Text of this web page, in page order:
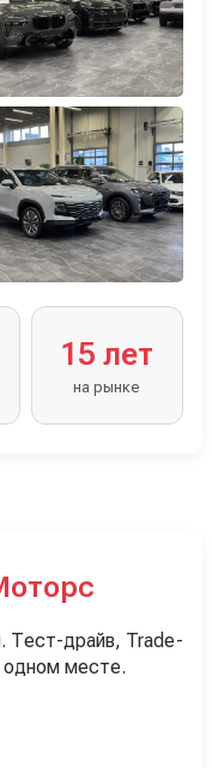
15 лет
на рынке
Тест-драйв, Trade-
одном месте.